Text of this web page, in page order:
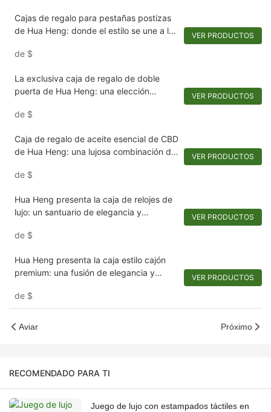
Cajas de regalo para pestañas postizas
de Hua Heng: donde el estilo se une a la
de $
VER PRODUCTOS
La exclusiva caja de regalo de doble
puerta de Hua Heng: una elección
de $
VER PRODUCTOS
Caja de regalo de aceite esencial de CBD
de Hua Heng: una lujosa combinación de
de $
VER PRODUCTOS
Hua Heng presenta la caja de relojes de
lujo: un santuario de elegancia y
de $
VER PRODUCTOS
Hua Heng presenta la caja estilo cajón
premium: una fusión de elegancia y
de $
VER PRODUCTOS
Aviar Próximo
RECOMENDADO PARA TI
Juego de lujo con estampados táctiles en